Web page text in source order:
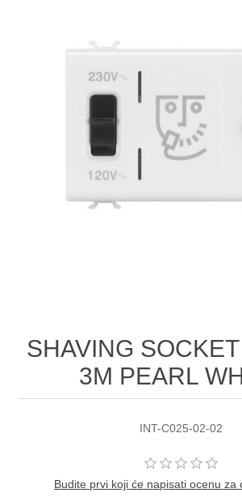
SHAVING
3M PEARL
INT-C025-02-02
Budite prvi koji će napisati ocenu za